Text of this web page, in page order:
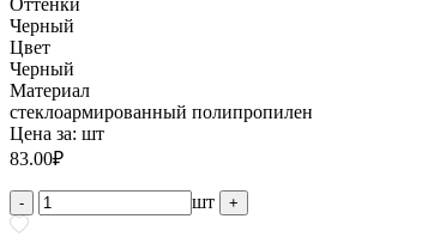
Черный
Цвет
Черный
Материал
стеклоармированный полипропилен
Цена за: шт
83.00₽
- шт +